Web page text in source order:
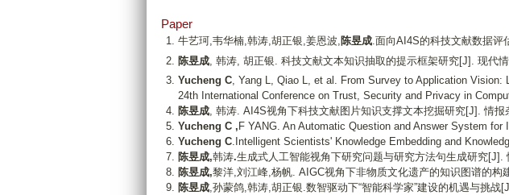
Paper
牛艺珂,韦华楠,韩涛,胡正银,姜恩波, 陈昱成.面向AI4S的科技文献数据评
陈昱成 , 韩涛, 胡正银. 科技文献文本知识抽取的提示框架研究[J]. 现代
Yucheng C , Yang L, Qiao L, et al. From Survey to Application
24th International Conference on Trust, Security and Privacy in
陈昱成 , 韩涛. AI4S视角下科技文献图片知识支撑文本挖掘研究[J]. 情报
Yucheng C , F YANG. An Automatic Question and Answer System
Yucheng C .Intelligent Scientists' Knowledge Embedding and
陈昱成,韩涛.生成式人工智能视角下研究问题与研究方法句生成研究[J].
陈昱成,黎洋,刘江峰,杨帆. AIGC视角下非物质文化遗产的知识图谱的构
陈昱成 ,孙蒙鸽,韩涛,胡正银.数智驱动下“智能科学家”建设的机遇与挑战